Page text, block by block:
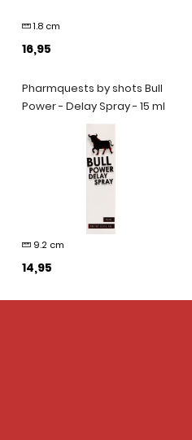
1.8 cm
16,95
Pharmquests by shots Bull
Power - Delay Spray - 15 ml
9.2 cm
14,95